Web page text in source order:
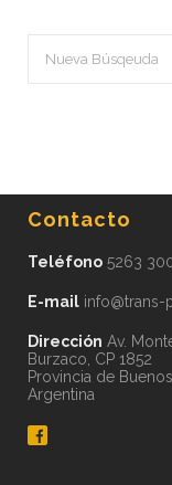
Contacto
Teléfono 5263
E-mail info@trans-
Dirección Av.
Burzaco, CP 1852
Provincia de
Argentina